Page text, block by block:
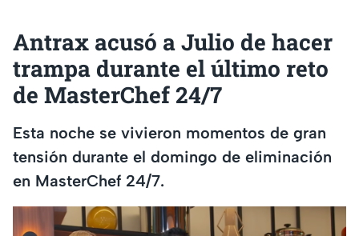
Antrax acusó a Julio de hacer
trampa durante el último reto
de MasterChef 24/7
Esta noche se vivieron momentos de gran
tensión durante el domingo de eliminación
en MasterChef 24/7.